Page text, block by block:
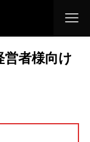
営者様向け